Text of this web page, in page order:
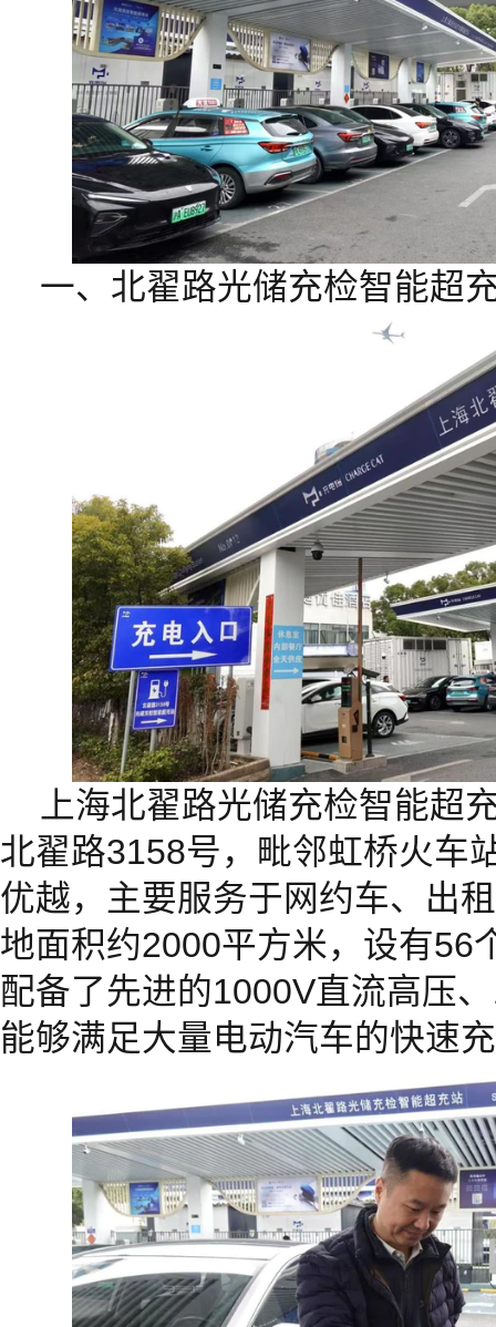
一、北翟路光储充检智能超
上海北翟路光储充检智能超
北翟路3158号，毗邻虹桥火车
优越，主要服务于网约车、出
地面积约2000平方米，设有56
配备了先进的1000V直流高压
能够满足大量电动汽车的快速